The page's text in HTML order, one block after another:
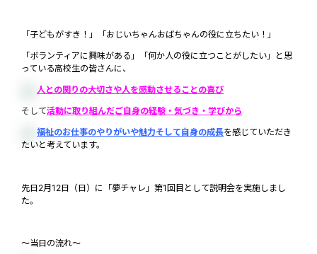
「子どもがすき！」「おじいちゃんおばちゃんの役に立ちたい！」
「ボランティアに興味がある」「何か人の役に立つことがしたい」と思
っている高校生の皆さんに、
人 との関 りの大切さや人を感動させる ことの喜び
そして活動に取り組んだご自身の経験・ 気づき ・ 学びから
福祉のお仕事のやりがいや魅力そして自身の成長を感じていただき
たいと考えています。
先日2月12日（日）に「夢チャレ」第1回目として説明会を実施しまし
た。
～当日の流れ～